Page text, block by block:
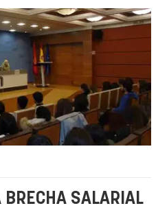
BRECHA SALARIAL